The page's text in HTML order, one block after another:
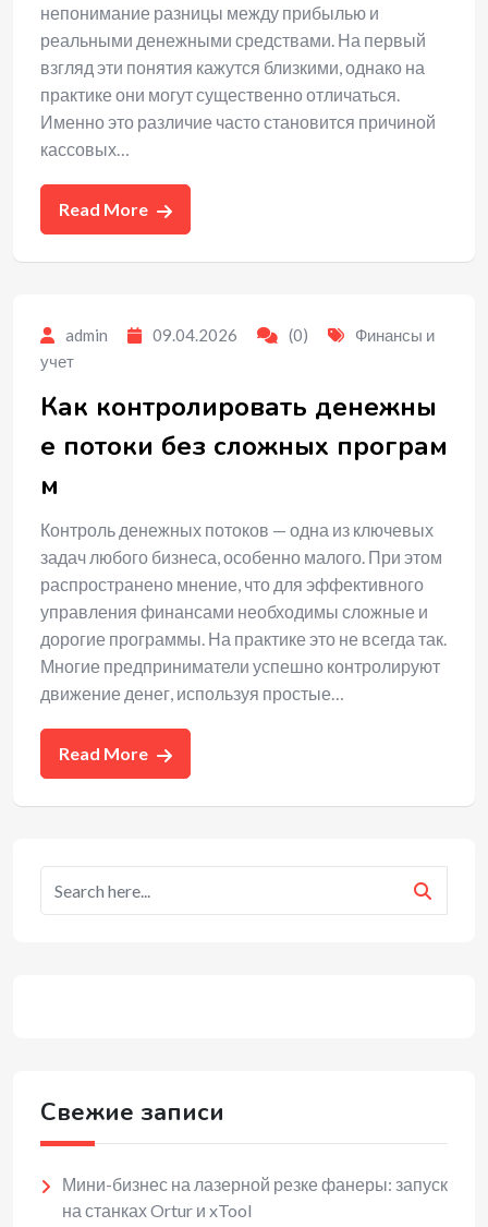
непонимание разницы между прибылью и
реальными денежными средствами. На первый
взгляд эти понятия кажутся близкими, однако на
практике они могут существенно отличаться.
Именно это различие часто становится причиной
кассовых…
Read More
admin 09.04.2026 (0)
Финансы и
учет
Как контролировать денежны
е потоки без сложных програм
м
Контроль денежных потоков — одна из ключевых
задач любого бизнеса, особенно малого. При этом
распространено мнение, что для эффективного
управления финансами необходимы сложные и
дорогие программы. На практике это не всегда так.
Многие предприниматели успешно контролируют
движение денег, используя простые…
Read More
Свежие записи
Мини-бизнес на лазерной резке фанеры: запуск
на станках Ortur и xTool